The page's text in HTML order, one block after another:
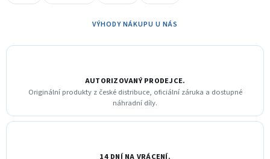
VÝHODY NÁKUPU U NÁS
AUTORIZOVANÝ PRODEJCE.
Originální produkty z české distribuce, oficiální záruka a dostupné
náhradní díly.
14 DNÍ NA VRÁCENÍ.